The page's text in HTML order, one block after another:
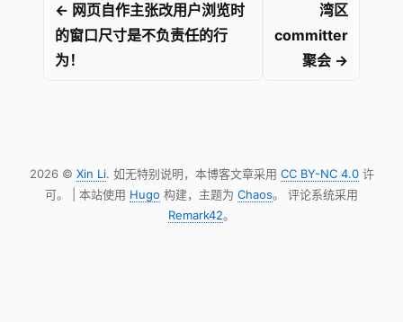
← 网页自作主张改用户浏览时
的窗口尺寸是不负责任的行
为！
湾区
committer
聚会 →
2026 © Xin Li. 如无特别说明，本博客文章采用 CC BY-NC 4.0许
可。 | 本站使用 Hugo 构建，主题为 Chaos。 评论系统采用
Remark42。